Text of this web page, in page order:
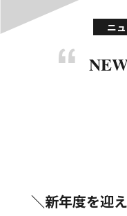
ニ
＼新年度を迎